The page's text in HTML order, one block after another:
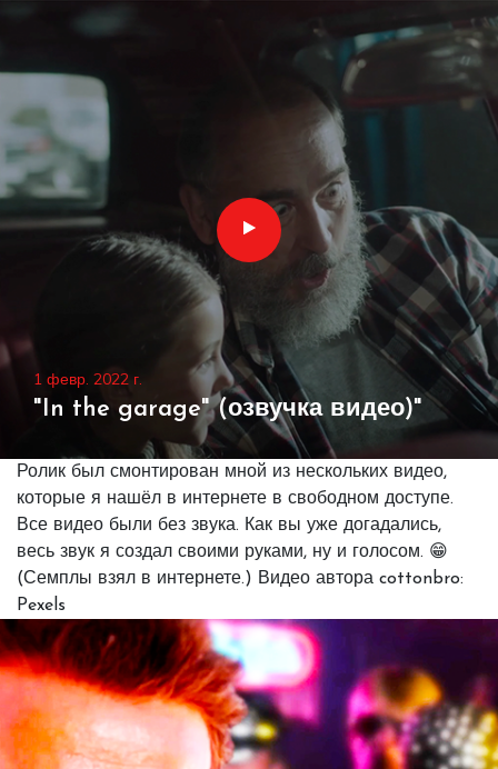
1 февр. 2022 г.
"In the garage" (озвучка видео)"
Ролик был смонтирован мной из нескольких видео,
которые я нашёл в интернете в свободном доступе.
Все видео были без звука. Как вы уже догадались,
весь звук я создал своими руками, ну и голосом. 😁
(Семплы взял в интернете.) Видео автора cottonbro:
Pexels